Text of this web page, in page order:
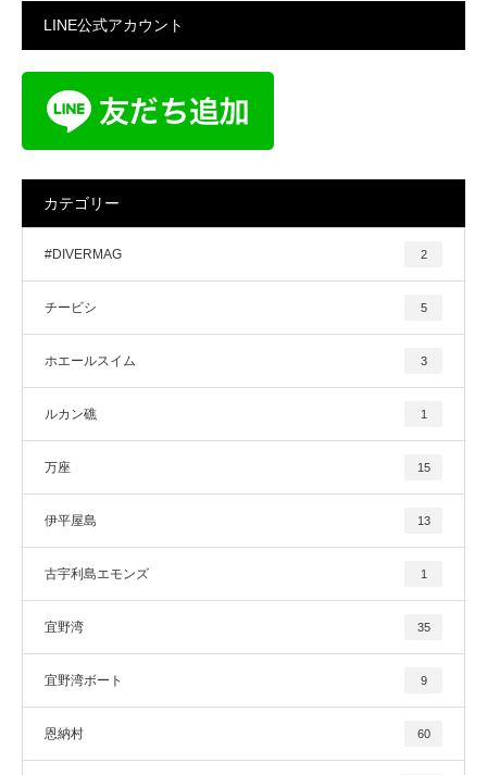
LINE公式アカウント
カテゴリー
#DIVERMAG 2
チービシ 5
ホエールスイム 3
ルカン礁 1
万座 15
伊平屋島 13
古宇利島エモンズ 1
宜野湾 35
宜野湾ボート 9
恩納村 60